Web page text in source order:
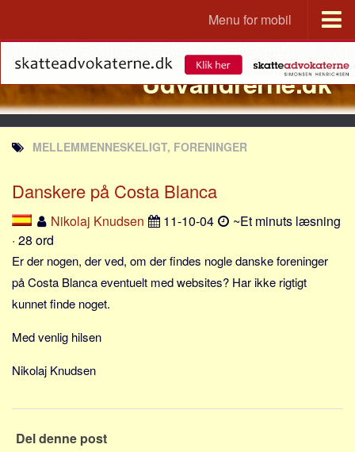
Menu for mobil
Portal
Udvandrerne.dk
Utvandrerne.no
Utvandrarna.se
Tyskland.dk
England.dk
JLKM.dk
Lande
Tyrkiet
Spanien
Frankrig
Thailand
Italien
Udvandrerne.dk
MELLEMMENNESKELIGT, FORENINGER
Danskere på Costa Blanca
Nikolaj Knudsen 11-10-04
~Et minuts læsning
· 28 ord
Er der nogen, der ved, om der findes nogle danske foreninger
på Costa Blanca eventuelt med websites? Har ikke rigtigt
kunnet finde noget.
Med venlig hilsen
Nikolaj Knudsen
Del denne post